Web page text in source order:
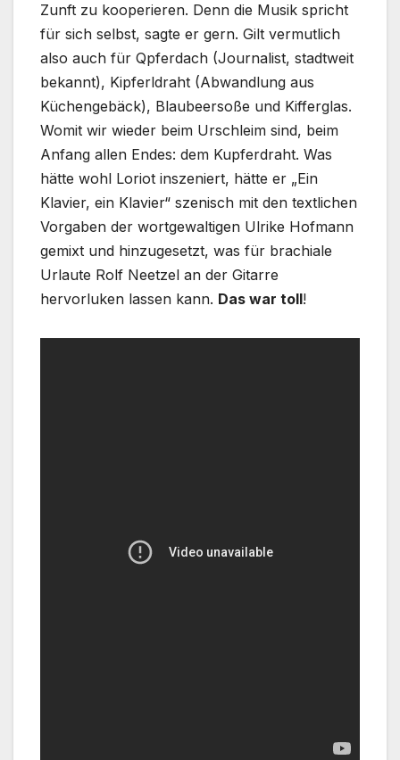
Zunft zu kooperieren. Denn die Musik spricht
für sich selbst, sagte er gern. Gilt vermutlich
also auch für Qpferdach (Journalist, stadtweit
bekannt), Kipferldraht (Abwandlung aus
Küchengebäck), Blaubeersoße und Kifferglas.
Womit wir wieder beim Urschleim sind, beim
Anfang allen Endes: dem Kupferdraht. Was
hätte wohl Loriot inszeniert, hätte er „Ein
Klavier, ein Klavier“ szenisch mit den textlichen
Vorgaben der wortgewaltigen Ulrike Hofmann
gemixt und hinzugesetzt, was für brachiale
Urlaute Rolf Neetzel an der Gitarre
hervorluken lassen kann. Das war toll!